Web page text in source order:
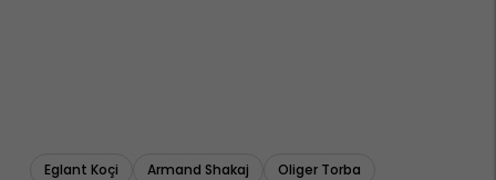
Eglant Koçi Armand Shakaj Oliger Torba